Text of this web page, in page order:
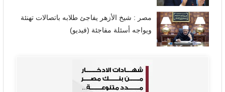
مصر : شيخ الأزهر يفاجئ طلابه باتصالات تهنئة
ويواجه أسئلة مفاجئة (فيديو)